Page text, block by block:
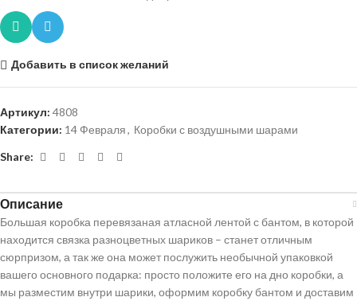
Добавить в список желаний
Артикул: 4808
Категории: 14 Февраля, Коробки с воздушными шарами
Share:
Описание
Большая коробка перевязаная атласной лентой с бантом, в которой
находится связка разноцветных шариков – станет отличным
сюрпризом, а так же она может послужить необычной упаковкой
вашего основного подарка: просто положите его на дно коробки, а
мы разместим внутри шарики, оформим коробку бантом и доставим